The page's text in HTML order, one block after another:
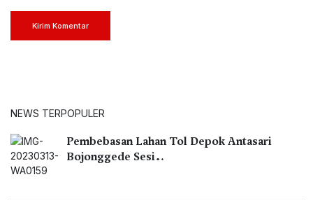
Kirim Komentar
NEWS TERPOPULER
Pembebasan Lahan Tol Depok Antasari
Bojonggede Sesi…